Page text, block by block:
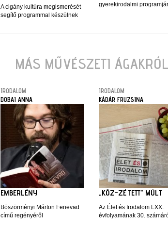
A cigány kultúra megismerését
segítő programmal készülnek
gyerekirodalmi
MÁS MŰVÉSZETI ÁGAKRÓL
IRODALOM
DOBAI ANNA
EMBERLÉNY
Böszörményi Márton Fenevad
című regényéről
IRODALOM
KÁDÁR FRUZSINA
„KÖZ-ZÉ TETT” MÚLT
Az Élet és Irodalom LXX.
évfolyamának 30.